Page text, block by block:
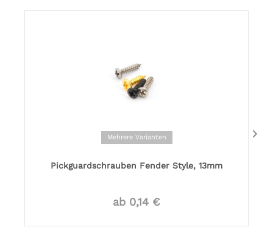
Mehrere Varianten
Pickguardschrauben Fender Style, 13mm
ab 0,14 €